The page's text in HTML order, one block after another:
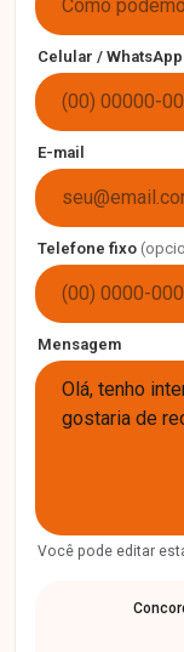
Celular / WhatsApp
E-mail
Telefone fixo
Mensagem
Você pode editar